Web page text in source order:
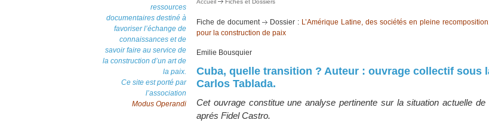
ressources
documentaires destiné à
favoriser l’échange de
connaissances et de
savoir faire au service de
la construction d’un art de
la paix.
Ce site est porté par
l’association
Modus Operandi
Accueil Fiches et Dossiers
Fiche de document Dossier : L’Amérique Latine, des sociétés en pleine
pour la construction de paix
Emilie Bousquier
Cuba, quelle transition ? Auteur : ouvrage collectif sous
Carlos Tablada.
Cet ouvrage constitue une analyse pertinente sur la situation actuelle
aprés Fidel Castro.